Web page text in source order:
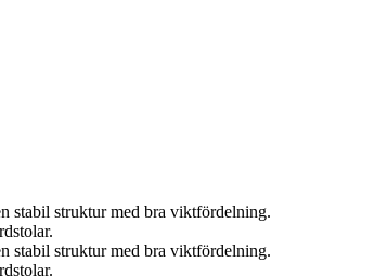
stabil struktur med bra viktfördelning.
stabil struktur med bra viktfördelning.